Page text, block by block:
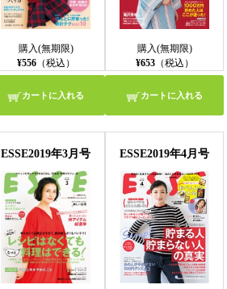
購入(無期限)
¥556（税込）
カートに入れる
購入(無期限)
¥653（税込）
カートに入れる
ESSE2019年3月号 ESSE2019年4月号